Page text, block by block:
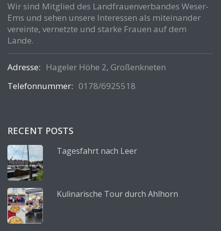
Wir sind Mitglied des Landfrauenverbandes Weser-
Ems und sehen unsere Interessen als miteinander
vereinte, vernetzte und starke Frauen auf dem
Lande.
Adresse: Hageler Höhe 2, Großenkneten
Telefonnummer: 0178/6925518
RECENT POSTS
Tagesfahrt nach Leer
Kulinarische Tour durch Ahlhorn